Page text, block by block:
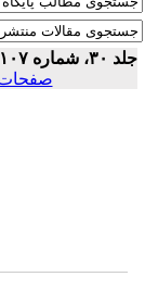
۱۰۷ - ( شهریور ۱۳۹۶ )
صفحات ۳۱-۲۰